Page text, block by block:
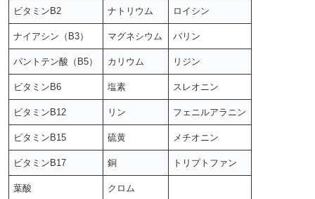
ビタミンB2 ナトリウム ロイシン
ナイアシン（B3） マグネシウム バリン
パントテン酸（B5） カリウム リジン
ビタミンB6 塩素 スレオニン
ビタミンB12 リン フェニルアラニン
ビタミンB15 硫黄 メチオニン
ビタミンB17 銅 トリプトファン
葉酸 クロム